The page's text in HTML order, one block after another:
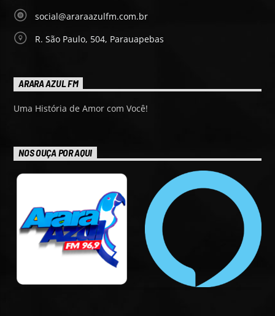
social@araraazulfm.com.br
R. São Paulo, 504, Parauapebas
ARARA AZUL FM
Uma História de Amor com Você!
NOS OUÇA POR AQUI